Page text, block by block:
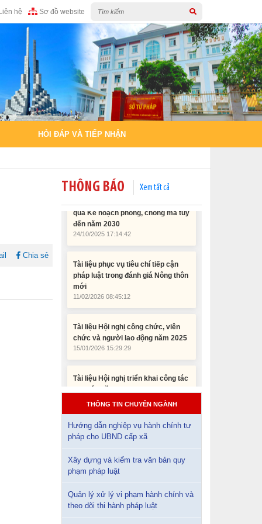
hệ Sơ đồ website
HỎI ĐÁP VÀ TIẾP NHẬN
Chia sẻ
THÔNG BÁO Xem tất cả
Tài liệu phục vụ tiêu chí tiếp cận
Tài liệu Hội nghị công chức, viên
Tài liệu Hội nghị triển khai công tác
tư pháp năm 2026
Sổ tay tìm hiểu các quy định pháp
luật về đăng ký doanh nghiệp và
pháp luật thuế thu nhập cá nhân
10/01/2026 15:22:31
quả Kế hoạch phòng, chống ma túy
đến năm 2030
Tài liệu phục vụ tiêu chí tiếp cận
THÔNG TIN CHUYÊN NGÀNH
Hướng dẫn nghiệp vụ hành chính tư
pháp cho UBND cấp xã
Xây dựng và kiểm tra văn bản quy
phạm pháp luật
Quản lý xử lý vi phạm hành chính và
theo dõi thi hành pháp luật